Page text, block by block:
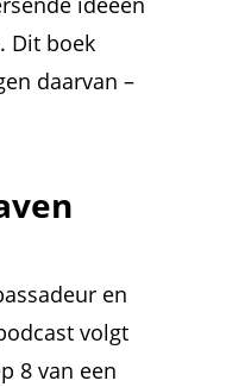
Dit boek
daarvan –
en
volgt
8 van een